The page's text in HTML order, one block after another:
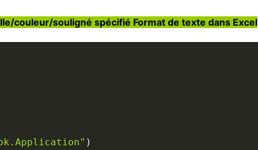
couleur/souligné spécifié Format de texte dans Excel
)